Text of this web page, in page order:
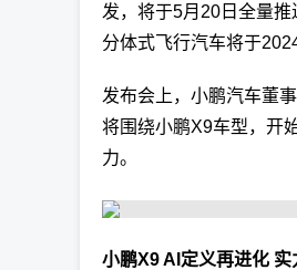
发，将于5月20日全量
分体式飞行汽车将于
发布会上，小鹏汽车董
将围绕小鹏X9车型，开
力。
小鹏X9 AI定义再进化 实